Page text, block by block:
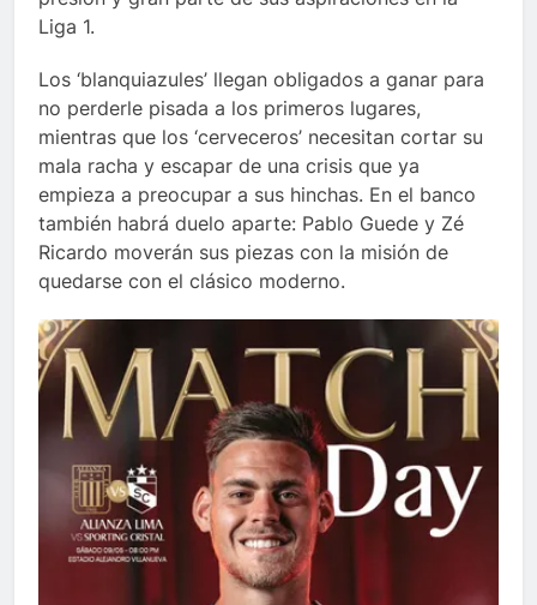
Liga 1.
Los ‘blanquiazules’ llegan obligados a ganar para
no perderle pisada a los primeros lugares,
mientras que los ‘cerveceros’ necesitan cortar su
mala racha y escapar de una crisis que ya
empieza a preocupar a sus hinchas. En el banco
también habrá duelo aparte: Pablo Guede y Zé
Ricardo moverán sus piezas con la misión de
quedarse con el clásico moderno.